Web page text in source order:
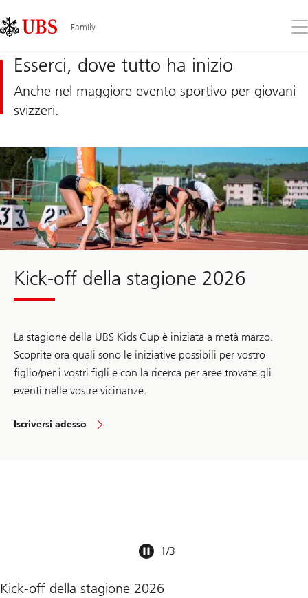
Links
Area
Family
il
Esserci, dove tutto ha inizio
Anche nel maggiore evento sportivo per giovani
svizzeri.
Kick-
off
the
2025
season
Kick-off della stagione 2026
La stagione della UBS Kids Cup è iniziata a metà marzo.
Scoprite ora quali sono le iniziative possibili per vostro
figlio/per i vostri figli e con la ricerca per aree trovate gli
eventi nelle vostre vicinanze.
Kick-
Iscriversi adesso
1/3
Kick-off della stagione 2026